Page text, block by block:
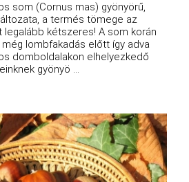
som (Cornus mas) gyönyörű,
a termés tömege az
kétszeres! A som korán
lombfakadás előtt így adva
domboldalakon elhelyezkedő
gyönyö ...